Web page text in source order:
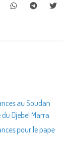
au Soudan
Djebel Marra.
pour le pape